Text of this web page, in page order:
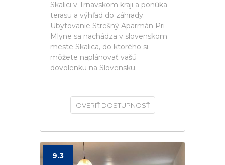
Skalici v Trnavskom kraji a ponúka
terasu a výhľad do záhrady.
Ubytovanie Strešný Aparmán Pri
Mlyne sa nachádza v slovenskom
meste Skalica, do ktorého si
môžete naplánovať vašú
dovolenku na Slovensku.
OVERIŤ DOSTUPNOSŤ
9.3